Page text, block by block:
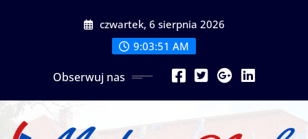
czwartek, 6 sierpnia 2026
9:03:53 AM
Obserwuj nas